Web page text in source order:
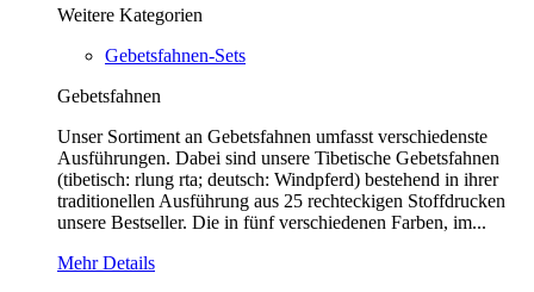
Weitere Kategorien
Gebetsfahnen-Sets
Gebetsfahnen
Unser Sortiment an Gebetsfahnen umfasst verschiedenste
Ausführungen. Dabei sind unsere Tibetische Gebetsfahnen
(tibetisch: rlung rta; deutsch: Windpferd) bestehend in ihrer
traditionellen Ausführung aus 25 rechteckigen Stoffdrucken
unsere Bestseller. Die in fünf verschiedenen Farben, im...
Mehr Details